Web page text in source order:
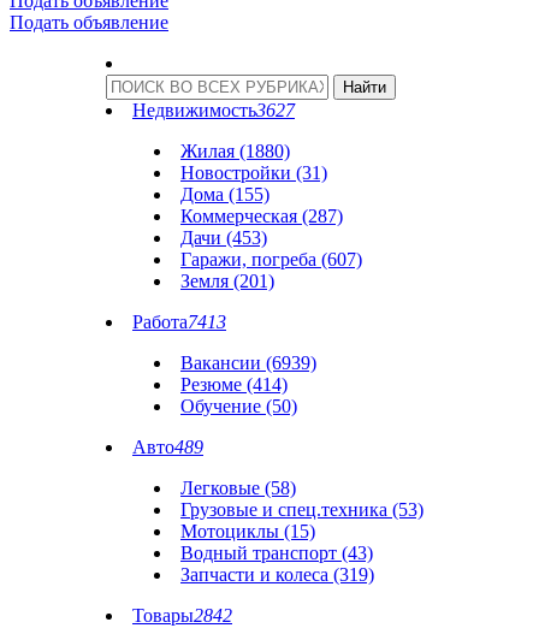
Подать объявление
Недвижимость3627
Жилая (1880)
Новостройки (31)
Дома (155)
Коммерческая (287)
Дачи (453)
Гаражи, погреба (607)
Земля (201)
Работа7413
Вакансии (6939)
Резюме (414)
Обучение (50)
Авто489
Легковые (58)
Грузовые и спец.техника (53)
Мотоциклы (15)
Водный транспорт (43)
Запчасти и колеса (319)
Товары2842